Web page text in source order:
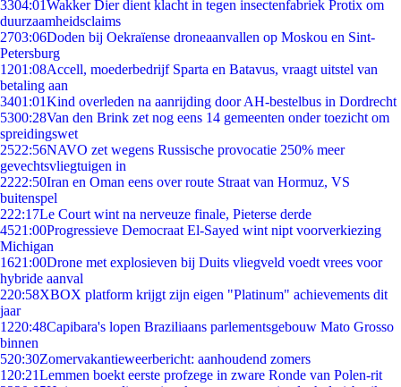
3304:01Wakker Dier dient klacht in tegen insectenfabriek Protix om
duurzaamheidsclaims
2703:06Doden bij Oekraïense droneaanvallen op Moskou en Sint-
Petersburg
1201:08Accell, moederbedrijf Sparta en Batavus, vraagt uitstel van
betaling aan
3401:01Kind overleden na aanrijding door AH-bestelbus in Dordrecht
5300:28Van den Brink zet nog eens 14 gemeenten onder toezicht om
spreidingswet
2522:56NAVO zet wegens Russische provocatie 250% meer
gevechtsvliegtuigen in
2222:50Iran en Oman eens over route Straat van Hormuz, VS
buitenspel
222:17Le Court wint na nerveuze finale, Pieterse derde
4521:00Progressieve Democraat El-Sayed wint nipt voorverkiezing
Michigan
1621:00Drone met explosieven bij Duits vliegveld voedt vrees voor
hybride aanval
220:58XBOX platform krijgt zijn eigen "Platinum" achievements dit
jaar
1220:48Capibara's lopen Braziliaans parlementsgebouw Mato Grosso
binnen
520:30Zomervakantieweerbericht: aanhoudend zomers
1 20:21Lemmen boekt eerste profzege in zware Ronde van Polen-rit